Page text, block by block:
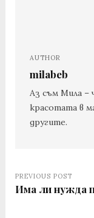
AUTHOR
milabeb
Аз съм Мила –
красотата в
другите.
PREVIOUS POST
Има ли нужда